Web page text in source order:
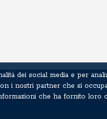
- Cod.Fisc.
dei social media e per
i nostri partner che si
che ha fornito loro